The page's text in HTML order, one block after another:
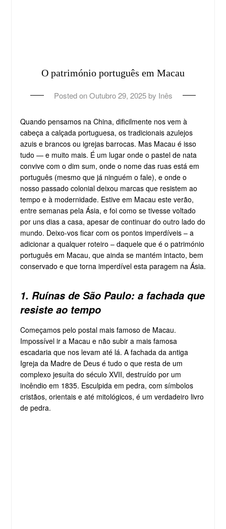
O património português em Macau
Posted onOutubro 29, 2025by Inês
Quando pensamos na China, dificilmente nos vem à
cabeça a calçada portuguesa, os tradicionais azulejos
azuis e brancos ou igrejas barrocas. Mas Macau é isso
tudo — e muito mais. É um lugar onde o pastel de nata
convive com o dim sum, onde o nome das ruas está em
português (mesmo que já ninguém o fale), e onde o
nosso passado colonial deixou marcas que resistem ao
tempo e à modernidade. Estive em Macau este verão,
entre semanas pela Ásia, e foi como se tivesse voltado
por uns dias a casa, apesar de continuar do outro lado do
mundo. Deixo-vos ficar com os pontos imperdíveis – a
adicionar a qualquer roteiro – daquele que é o património
português em Macau, que ainda se mantém intacto, bem
conservado e que torna imperdível esta paragem na Ásia.
1. Ruínas de São Paulo: a fachada que
resiste ao tempo
Começamos pelo postal mais famoso de Macau.
Impossível ir a Macau e não subir a mais famosa
escadaria que nos levam até lá. A fachada da antiga
Igreja da Madre de Deus é tudo o que resta de um
complexo jesuíta do século XVII, destruído por um
incêndio em 1835. Esculpida em pedra, com símbolos
cristãos, orientais e até mitológicos, é um verdadeiro livro
de pedra.